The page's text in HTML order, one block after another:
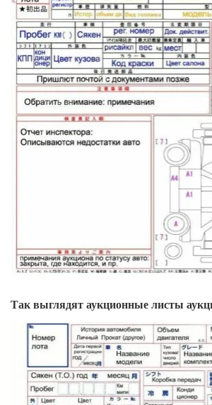
Так выглядят аукционные листы